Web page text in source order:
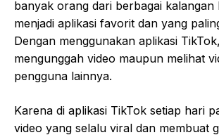
banyak orang dari berbagai kalangan
menjadi aplikasi favorit dan yang
Dengan menggunakan aplikasi
mengunggah video maupun melihat
pengguna lainnya.
Karena di aplikasi TikTok setiap hari
video yang selalu viral dan membuat